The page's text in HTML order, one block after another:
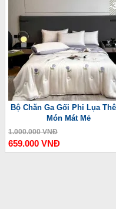
-
Bộ Chăn Ga Gối Phi Lụa
Món Mát Mẻ
1.000.000 VNĐ
659.000 VNĐ